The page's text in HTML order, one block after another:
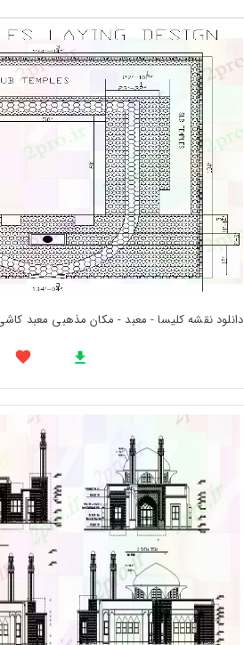
دانلود نقشه کلیسا - معبد - مکان مذهبی معبد کاشی